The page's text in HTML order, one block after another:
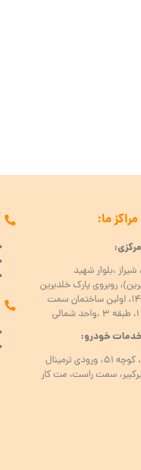
ما:
،بلوار شهید
روبروی پارک خلدبرین
،نبش کوچه ۱۴، اولین ساختمان سمت
خودرو:
بلوار امیرکبیر، کوچه 51، ورودی ترمینال
سمت راست، مت کار